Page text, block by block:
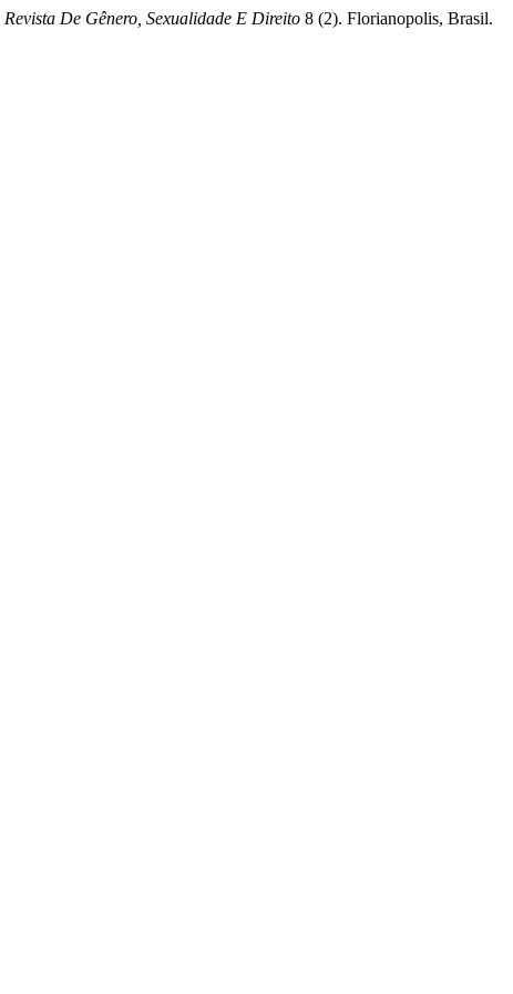
Revista De Gênero, Sexualidade E Direito 8 (2). Florianopolis, Brasil.